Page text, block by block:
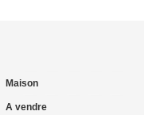
Maison
A vendre